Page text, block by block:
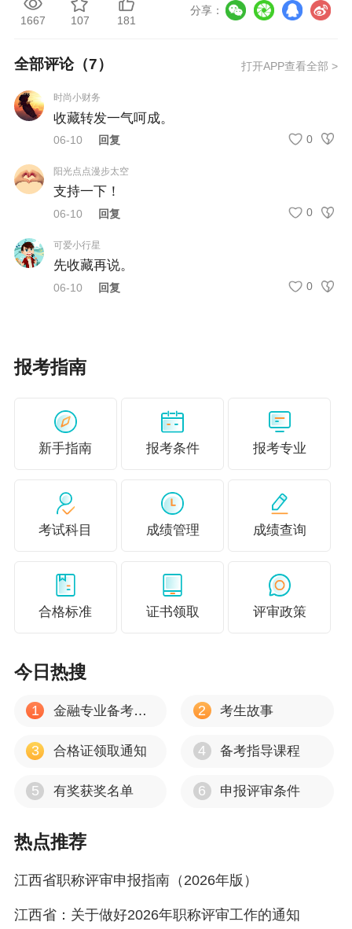
1667 107 181
分享：
全部评论（7） 打开APP查看全部 >
时尚小财务
收藏转发一气呵成。
06-10 回复 0
阳光点点漫步太空
支持一下！
06-10 回复 0
可爱小行星
先收藏再说。
06-10 回复 0
报考指南
新手指南 报考条件 报考专业
考试科目 成绩管理 成绩查询
合格标准 证书领取 评审政策
今日热搜
1 金融专业备考心得 2 考生故事
3 合格证领取通知 4 备考指导课程
5 有奖获奖名单 6 申报评审条件
热点推荐
江西省职称评审申报指南（2026年版）
江西省：关于做好2026年职称评审工作的通知